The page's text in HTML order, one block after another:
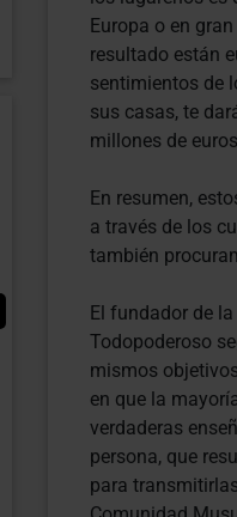
Europa o en
resultado están
sentimientos de
sus casas, te
millones de
En resumen,
a través de los
también
El fundador de
Todopoderoso
mismos
en que la
verdaderas
persona, que
para